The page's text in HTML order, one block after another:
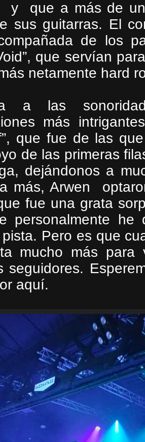
y
que a más de
sus guitarras. El
de los
que servían
netamente hard
a las
más
que fue de las
de las primeras
dejándonos a
más, Arwen
fue una grata
personalmente
Pero es que
mucho más
seguidores.
aquí.